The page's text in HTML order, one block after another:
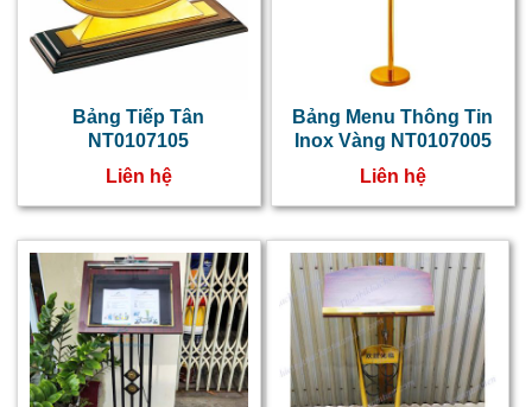
Bảng Tiếp Tân
NT0107105
Liên hệ
Bảng Menu Thông Tin
Inox Vàng NT0107005
Liên hệ